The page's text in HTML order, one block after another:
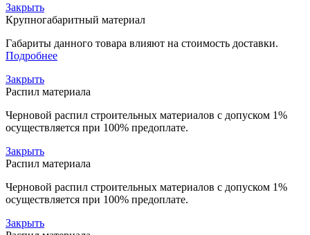
Закрыть
Крупногабаритный материал
Габариты данного товара влияют на стоимость доставки.
Подробнее
Закрыть
Распил материала
Черновой распил строительных материалов с допуском 1%
осуществляется при 100% предоплате.
Закрыть
Распил материала
Черновой распил строительных материалов с допуском 1%
осуществляется при 100% предоплате.
Закрыть